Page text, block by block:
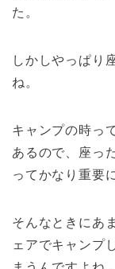
た。
しかしやっぱり
ね。
キャンプの時っ
あるので、座っ
ってかなり重要
そんなときにあ
ェアでキャンプ